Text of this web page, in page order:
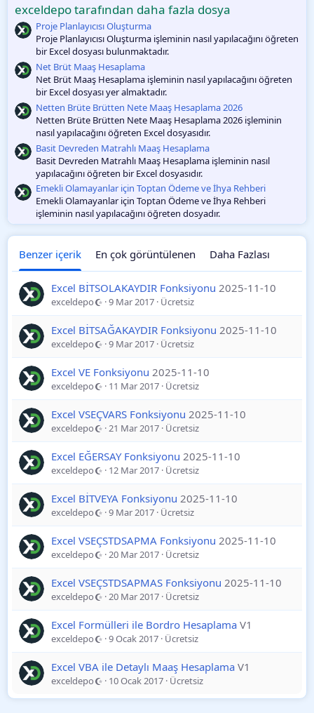
0
O
y
l
a
m
a
exceldepo tarafından daha fazla dosya
Proje Planlayıcısı Oluşturma
Proje Planlayıcısı Oluşturma işleminin nasıl yapılacağını öğreten
bir Excel dosyası bulunmaktadır.
Net Brüt Maaş Hesaplama
Net Brüt Maaş Hesaplama işleminin nasıl yapılacağını öğreten
bir Excel dosyası yer almaktadır.
Netten Brüte Brütten Nete Maaş Hesaplama 2026
Netten Brüte Brütten Nete Maaş Hesaplama 2026 işleminin
nasıl yapılacağını öğreten Excel dosyasıdır.
Basit Devreden Matrahlı Maaş Hesaplama
Basit Devreden Matrahlı Maaş Hesaplama işleminin nasıl
yapılacağını öğreten bir Excel dosyasıdır.
Emekli Olamayanlar için Toptan Ödeme ve İhya Rehberi
Emekli Olamayanlar için Toptan Ödeme ve İhya Rehberi
işleminin nasıl yapılacağını öğreten dosyadır.
Benzer içerik En çok görüntülenen Daha Fazlası
Excel BİTSOLAKAYDIR Fonksiyonu 2025-11-10
exceldepo 9 Mar 2017 Ücretsiz
Excel BİTSAĞAKAYDIR Fonksiyonu 2025-11-10
exceldepo 9 Mar 2017 Ücretsiz
Excel VE Fonksiyonu 2025-11-10
exceldepo 11 Mar 2017 Ücretsiz
Excel VSEÇVARS Fonksiyonu 2025-11-10
exceldepo 21 Mar 2017 Ücretsiz
Excel EĞERSAY Fonksiyonu 2025-11-10
exceldepo 12 Mar 2017 Ücretsiz
Excel BİTVEYA Fonksiyonu 2025-11-10
exceldepo 9 Mar 2017 Ücretsiz
Excel VSEÇSTDSAPMA Fonksiyonu 2025-11-10
exceldepo 20 Mar 2017 Ücretsiz
Excel VSEÇSTDSAPMAS Fonksiyonu 2025-11-10
exceldepo 20 Mar 2017 Ücretsiz
Excel Formülleri ile Bordro Hesaplama V1
exceldepo 9 Ocak 2017 Ücretsiz
Excel VBA ile Detaylı Maaş Hesaplama V1
exceldepo 10 Ocak 2017 Ücretsiz